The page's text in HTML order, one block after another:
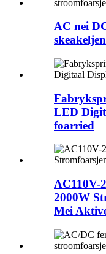
AC nei
LED
foarried
AC110V-
2000W
Mei